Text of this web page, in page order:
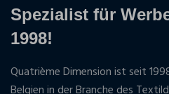
Spezialist für
1998!
Quatrième Dimension ist seit